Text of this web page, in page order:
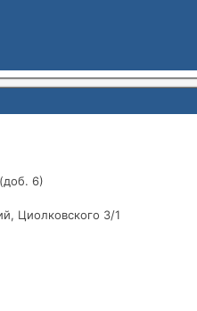
6)
Циолковского 3/1